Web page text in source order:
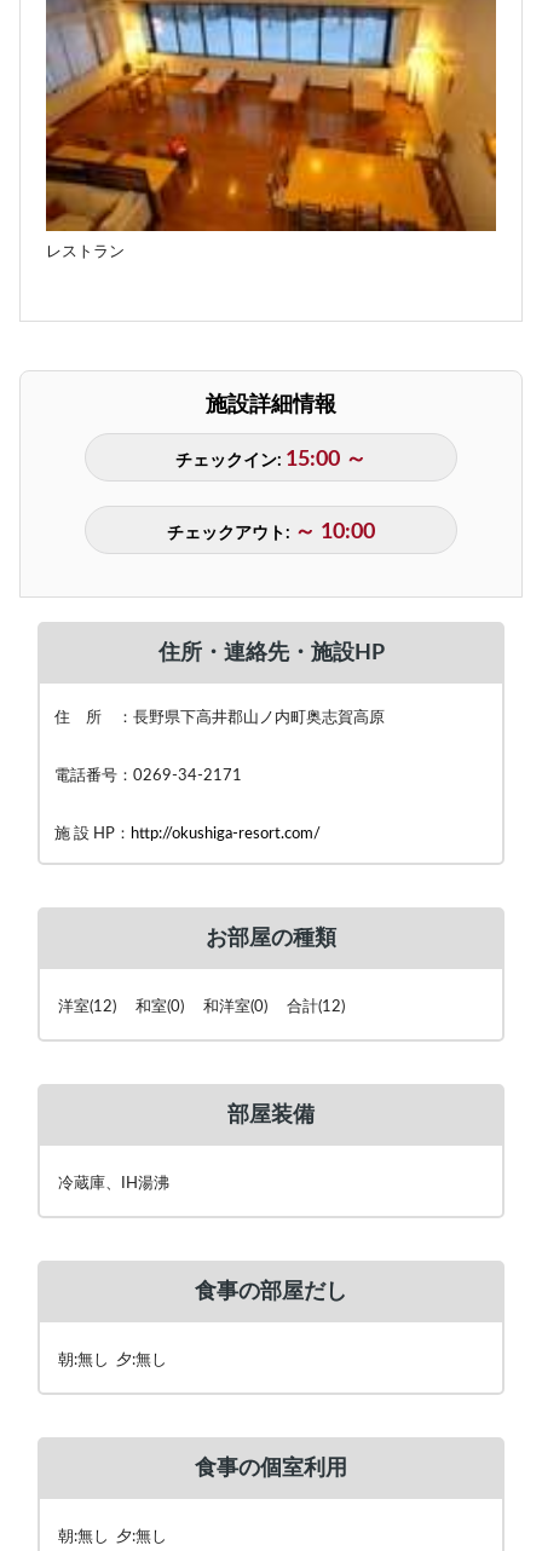
レストラン
施設詳細情報
チェックイン: 15:00 ～
チェックアウト: ～ 10:00
住所・連絡先・施設HP
住 所 ：長野県下高井郡山ノ内町奥志賀高原
電話番号：0269-34-2171
施 設 HP： http://okushiga-resort.com/
お部屋の種類
洋室(12) 和室(0) 和洋室(0) 合計(12)
部屋装備
冷蔵庫、IH湯沸
食事の部屋だし
朝:無し 夕:無し
食事の個室利用
朝:無し 夕:無し